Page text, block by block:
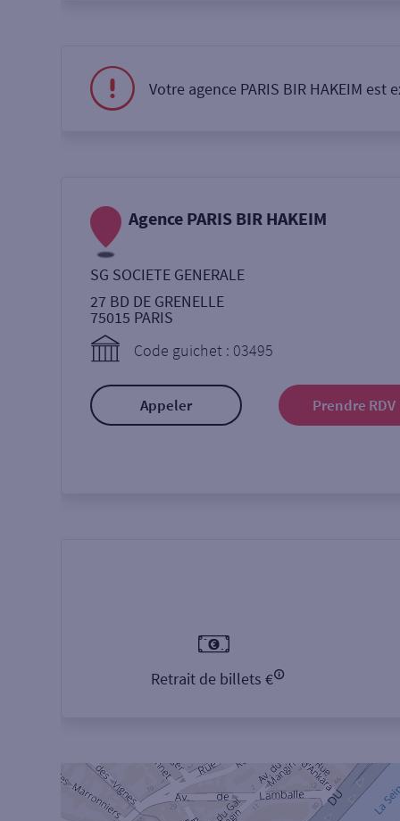
Votre agence PARIS BIR HAKEIM
Agence PARIS BIR HAKEIM
SG SOCIETE GENERALE
27 BD DE GRENELLE
75015 PARIS
Code guichet : 03495
Appeler Prendre RDV
Retrait de billets €